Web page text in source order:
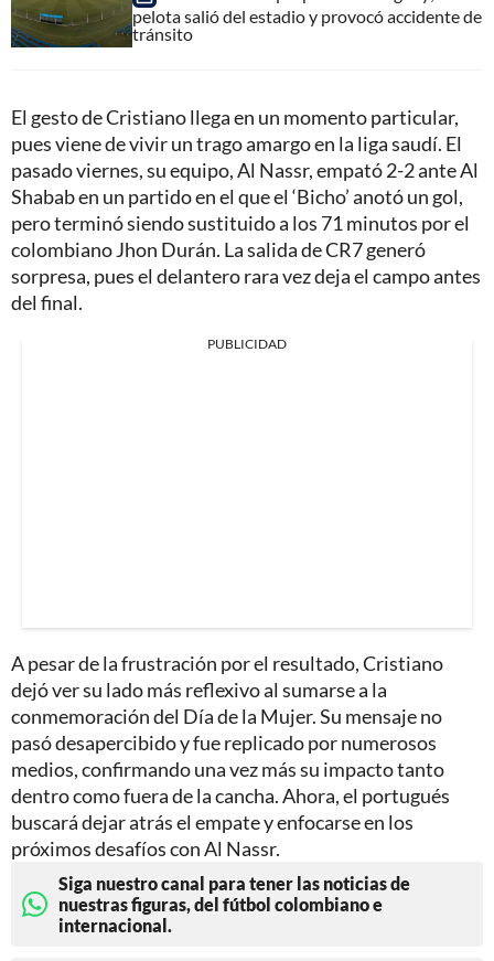
pelota salió del estadio y provocó accidente de
tránsito
El gesto de Cristiano llega en un momento particular,
pues viene de vivir un trago amargo en la liga saudí. El
pasado viernes, su equipo, Al Nassr, empató 2-2 ante Al
Shabab en un partido en el que el ‘Bicho’ anotó un gol,
pero terminó siendo sustituido a los 71 minutos por el
colombiano Jhon Durán. La salida de CR7 generó
sorpresa, pues el delantero rara vez deja el campo antes
del final.
PUBLICIDAD
A pesar de la frustración por el resultado, Cristiano
dejó ver su lado más reflexivo al sumarse a la
conmemoración del Día de la Mujer. Su mensaje no
pasó desapercibido y fue replicado por numerosos
medios, confirmando una vez más su impacto tanto
dentro como fuera de la cancha. Ahora, el portugués
buscará dejar atrás el empate y enfocarse en los
próximos desafíos con Al Nassr.
Siga nuestro canal para tener las noticias de
nuestras figuras, del fútbol colombiano e
internacional.